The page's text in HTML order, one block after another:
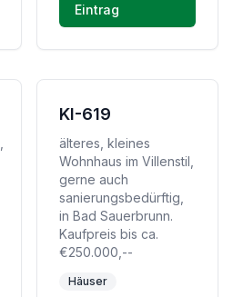
Eintrag
KI-619
älteres, kleines
Wohnhaus im Villenstil,
gerne auch
sanierungsbedürftig,
in Bad Sauerbrunn.
Kaufpreis bis ca.
€250.000,--
Häuser